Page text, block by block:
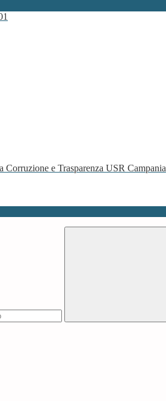
Corruzione e Trasparenza USR Campania